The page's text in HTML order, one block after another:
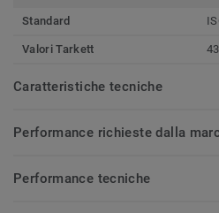
Standard
Valori Tarkett
Caratteristiche tecniche
Performance richieste dalla
Performance tecniche